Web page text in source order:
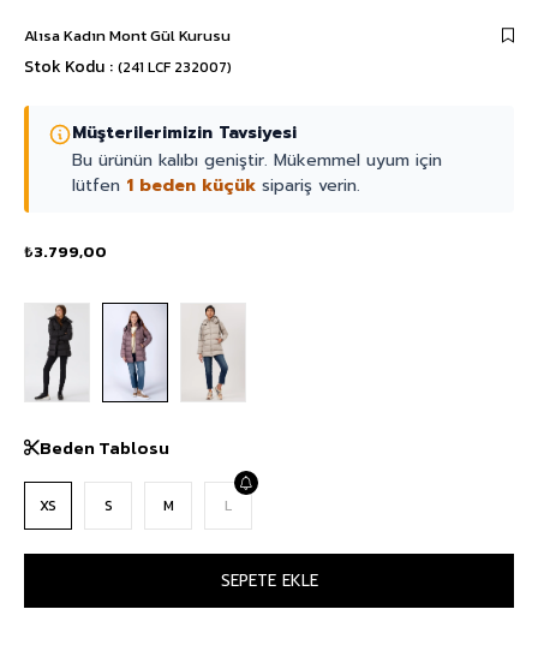
Alısa Kadın Mont Gül Kurusu
Stok Kodu (241 LCF 232007)
Müşterilerimizin Tavsiyesi
Bu ürünün kalıbı geniştir. Mükemmel uyum için
lütfen 1 beden küçük sipariş verin.
₺3.799,00
Beden Tablosu
XS S M L